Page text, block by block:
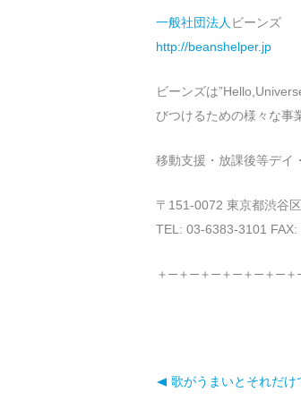
一般社団法人 ビーンズ
http://beanshelper.jp
ビーンズは
びつけるための様々な事
移動支援・放課後等デイ
〒151-0072 東京都渋谷
TEL: 03-6383-3101
＋─＋─＋─＋─＋─＋─
歌がうまいとそれだ